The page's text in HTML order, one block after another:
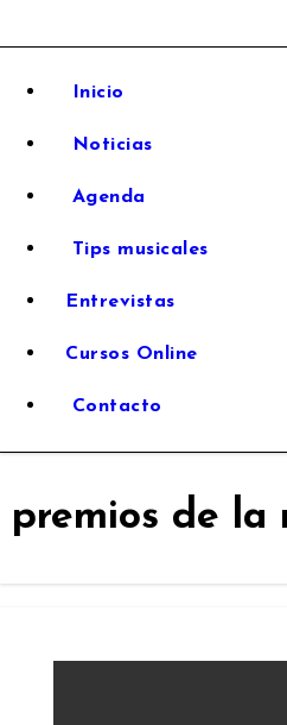
Inicio
Noticias
Agenda
Tips musicales
Entrevistas
Cursos Online
Contacto
premios de la